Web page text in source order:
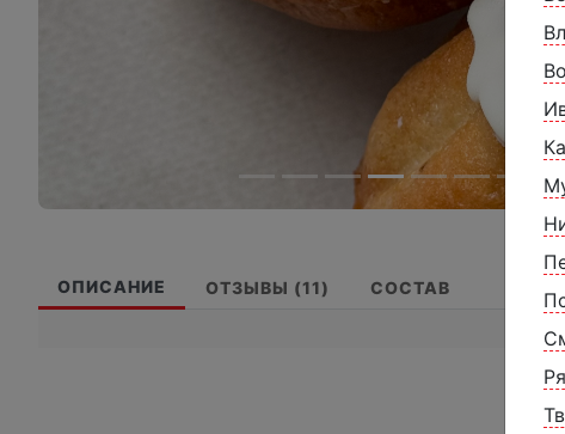
ОПИСАНИЕ ОТЗЫВЫ (11) СОСТАВ